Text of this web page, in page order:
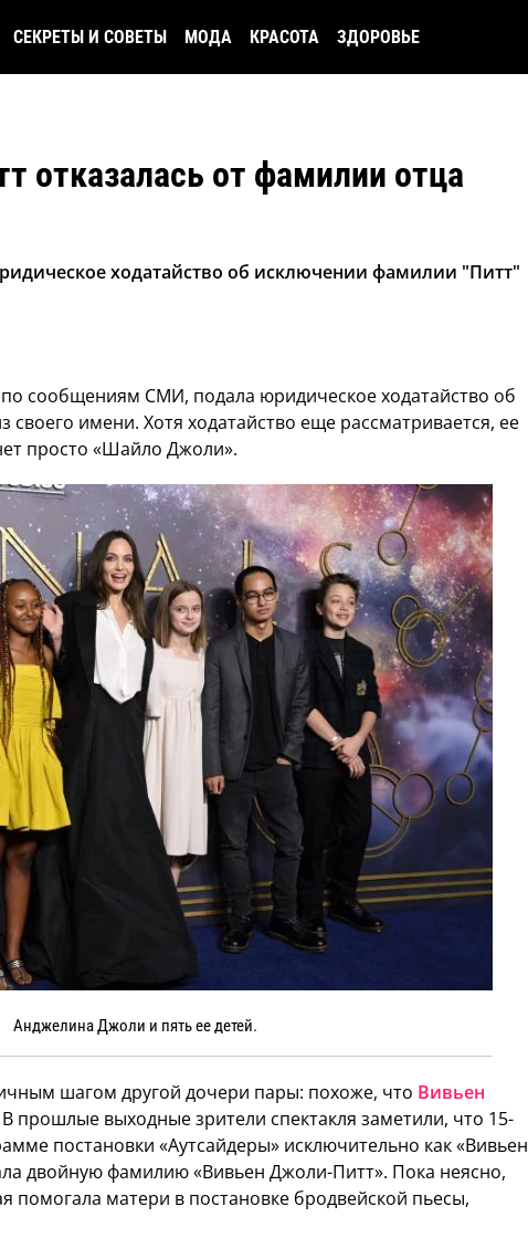
СЕКРЕТЫ И СОВЕТЫ МОДА КРАСОТА ЗДОРОВЬЕ
отказалась от фамилии отца
ходатайство об исключении фамилии "Питт"
сообщениям СМИ, подала юридическое ходатайство об
имени. Хотя ходатайство еще рассматривается, ее
просто «Шайло Джоли».
Анджелина Джоли и пять ее детей.
шагом другой дочери пары: похоже, что Вивьен
В прошлые выходные зрители спектакля заметили, что 15-
постановки «Аутсайдеры» исключительно как «Вивьен
двойную фамилию «Вивьен Джоли-Питт». Пока неясно,
помогала матери в постановке бродвейской пьесы,